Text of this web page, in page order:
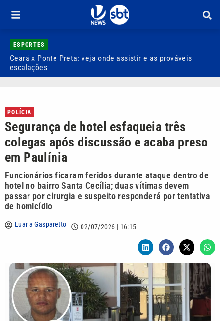
ESPORTES
Ceará x Ponte Preta: veja onde assistir e as prováveis
escalações
POLÍCIA
Segurança de hotel esfaqueia três
colegas após discussão e acaba preso
em Paulínia
Funcionários ficaram feridos durante ataque dentro de
hotel no bairro Santa Cecília; duas vítimas devem
passar por cirurgia e suspeito responderá por tentativa
de homicídio
Luana Gasparetto 02/07/2026 | 16:15